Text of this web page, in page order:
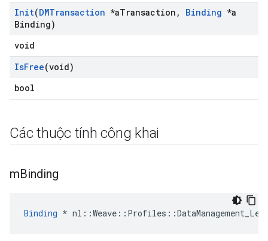
Init(DMTransaction *aTransaction , Binding *a
Binding)
void
IsFree(void)
bool
Các thuộc tính công khai
mBinding
Binding *